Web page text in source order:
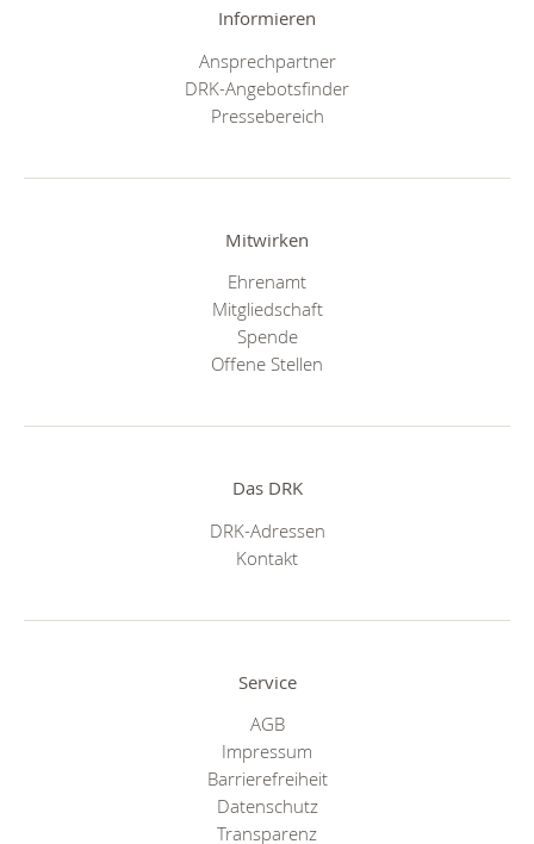
Informieren
Ansprechpartner
DRK-Angebotsfinder
Pressebereich
Mitwirken
Ehrenamt
Mitgliedschaft
Spende
Offene Stellen
Das DRK
DRK-Adressen
Kontakt
Service
AGB
Impressum
Barrierefreiheit
Datenschutz
Transparenz